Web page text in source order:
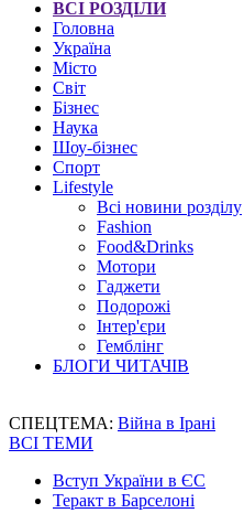
ВСІ РОЗДІЛИ
Головна
Україна
Місто
Світ
Бізнес
Наука
Шоу-бізнес
Спорт
Lifestyle
Всі новини розділу
Fashion
Food&Drinks
Мотори
Гаджети
Подорожі
Інтер'єри
Гемблінг
БЛОГИ ЧИТАЧІВ
СПЕЦТЕМА: Війна в Ірані
ВСІ ТЕМИ
Вступ України в ЄС
Теракт в Барселоні